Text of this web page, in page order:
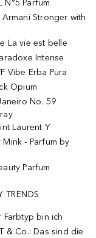
N°5 Parfum
Stronger with
La vie est belle
Intense
Vibe Erba Pura
Opium
No. 59
Laurent Y
Mink - Parfum by
Parfum
TRENDS
Farbtyp bin ich
& Co.: Das sind die